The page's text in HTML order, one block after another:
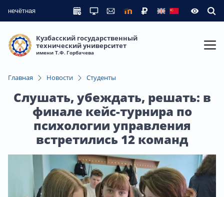
нечётная
Кузбасский государственный
технический университет
имени Т.Ф. Горбачева
Главная Новости Студенты
Слушать, убеждать, решать: в
финале кейс-турнира по
психологии управления
встретились 12 команд